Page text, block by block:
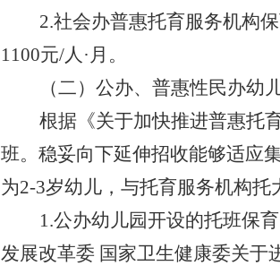
2.社会办普惠托育服务机构保
1100元/人 · 月 。
（二）公办、普惠性民办幼
根据《关于加快推进普惠托
班。稳妥向下延伸招收能够适应
为2-3岁幼儿，与托育服务机构托
1.公办幼儿园开设的托班保育
发展改革委 国家卫生健康委关于